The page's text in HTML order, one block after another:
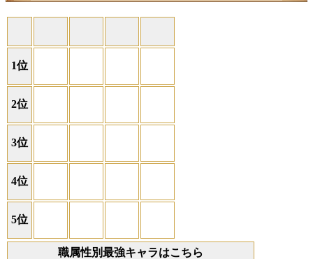
1位
2位
3位
4位
5位
職属性別最強キャラはこちら